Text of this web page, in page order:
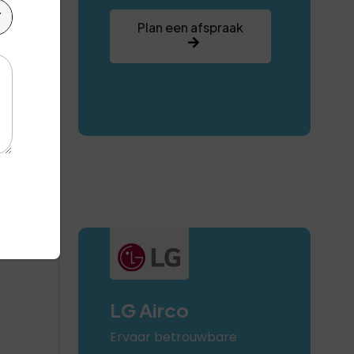
Plan een afspraak
LG Airco
Ervaar betrouwbare